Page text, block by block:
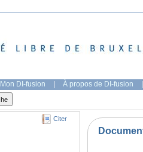
Mon DI-fusion | À propos de DI-fusion |
Citer